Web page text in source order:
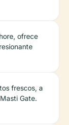
ofrece
frescos, a
Gate.